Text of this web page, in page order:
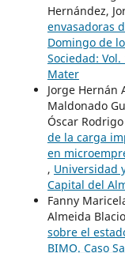
Hernández,
envasadoras
Domingo de
Sociedad:
Mater
Jorge Hernán
Maldonado
Óscar
de la carga
en
, Universidad
Capital del
Fanny
Almeida
sobre el
BIMO. Caso